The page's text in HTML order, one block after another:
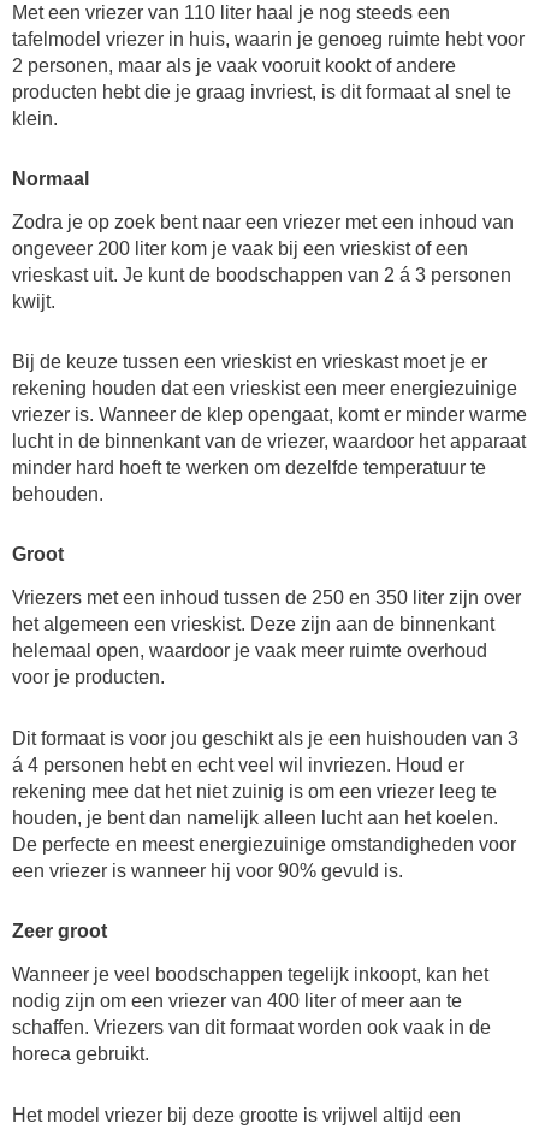
Met een vriezer van 110 liter haal je nog steeds een
tafelmodel vriezer in huis, waarin je genoeg ruimte hebt voor
2 personen, maar als je vaak vooruit kookt of andere
producten hebt die je graag invriest, is dit formaat al snel te
klein.
Normaal
Zodra je op zoek bent naar een vriezer met een inhoud van
ongeveer 200 liter kom je vaak bij een vrieskist of een
vrieskast uit. Je kunt de boodschappen van 2 á 3 personen
kwijt.
Bij de keuze tussen een vrieskist en vrieskast moet je er
rekening houden dat een vrieskist een meer energiezuinige
vriezer is. Wanneer de klep opengaat, komt er minder warme
lucht in de binnenkant van de vriezer, waardoor het apparaat
minder hard hoeft te werken om dezelfde temperatuur te
behouden.
Groot
Vriezers met een inhoud tussen de 250 en 350 liter zijn over
het algemeen een vrieskist. Deze zijn aan de binnenkant
helemaal open, waardoor je vaak meer ruimte overhoud
voor je producten.
Dit formaat is voor jou geschikt als je een huishouden van 3
á 4 personen hebt en echt veel wil invriezen. Houd er
rekening mee dat het niet zuinig is om een vriezer leeg te
houden, je bent dan namelijk alleen lucht aan het koelen.
De perfecte en meest energiezuinige omstandigheden voor
een vriezer is wanneer hij voor 90% gevuld is.
Zeer groot
Wanneer je veel boodschappen tegelijk inkoopt, kan het
nodig zijn om een vriezer van 400 liter of meer aan te
schaffen. Vriezers van dit formaat worden ook vaak in de
horeca gebruikt.
Het model vriezer bij deze grootte is vrijwel altijd een